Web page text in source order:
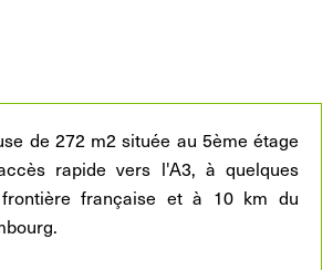
de 272 m2 située au 5ème étage
rapide vers l'A3, à quelques
française et à 10 km du